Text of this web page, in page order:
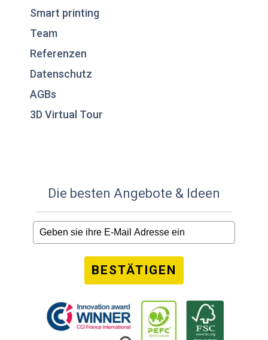
Smart printing
Team
Referenzen
Datenschutz
AGBs
3D Virtual Tour
Die besten Angebote & Ideen
BESTÄTIGEN